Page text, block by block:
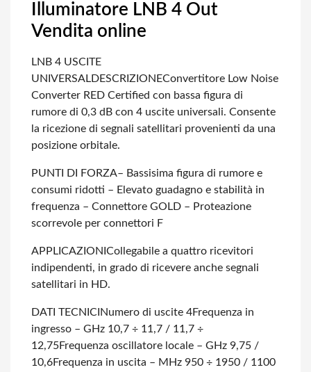
Illuminatore LNB 4 Out
Vendita online
LNB 4 USCITE
UNIVERSALDESCRIZIONEConvertitore Low Noise
Converter RED Certified con bassa figura di
rumore di 0,3 dB con 4 uscite universali. Consente
la ricezione di segnali satellitari provenienti da una
posizione orbitale.
PUNTI DI FORZA– Bassisima figura di rumore e
consumi ridotti – Elevato guadagno e stabilità in
frequenza – Connettore GOLD – Proteazione
scorrevole per connettori F
APPLICAZIONI Collegabile a quattro ricevitori
indipendenti, in grado di ricevere anche segnali
satellitari in HD.
DATI TECNICI Numero di uscite 4Frequenza in
ingresso – GHz 10,7 ÷ 11,7 / 11,7 ÷
12,75Frequenza oscillatore locale – GHz 9,75 /
10,6Frequenza in uscita – MHz 950 ÷ 1950 / 1100